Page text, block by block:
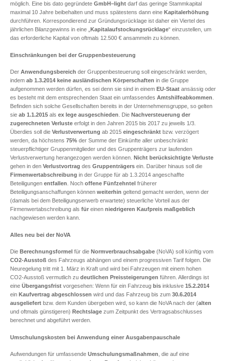
möglich. Eine bis dato gegründete GmbH–light darf das geringe Stammkapital
maximal 10 Jahre beibehalten und muss spätestens dann eine Kapitalerhöhung
durchführen. Korrespondierend zur Gründungsrücklage ist daher ein Viertel des
jährlichen Bilanzgewinns in eine „
Kapitalaufstockungsrücklage“ einzustellen, um
das erforderliche Kapital von oftmals 12.500 € ansammeln zu können.
Einschränkungen bei der Gruppenbesteuerung
Der Anwendungsbereich der Gruppenbesteuerung soll eingeschränkt werden,
indem ab 1.3.2014 keine ausländischen Körperschaften in die Gruppe
aufgenommen werden dürfen, es sei denn sie sind in einem EU-Staat ansässig oder
es besteht mit dem entsprechenden Staat ein umfassendes Amtshilfeabkommen
Befinden sich solche Gesellschaften bereits in der Unternehmensgruppe, so gelten
sie ab 1.1.2015 als ex lege ausgeschieden . Die Nachversteuerung der
zugerechneten Verluste erfolgt in den Jahren 2015 bis 2017 zu jeweils 1/3.
Überdies soll die Verlustverwertung ab 2015 eingeschränkt bzw. verzögert
werden, da höchstens 75% der Summe der Einkünfte aller unbeschränkt
steuerpflichtiger Gruppenmitglieder und des Gruppenträgers zur laufenden
Verlustverwertung herangezogen werden können.
Nicht berücksichtigte Verluste
gehen in den Verlustvortrag des Gruppenträgers ein. Darüber hinaus soll die
Firmenwertabschreibung in der Gruppe für ab 1.3.2014 angeschaffte
Beteiligungen entfallen . Noch offene Fünfzehntel früherer
Beteiligungsanschaffungen können weiterhin geltend gemacht werden, wenn der
(damals bei dem Beteiligungserwerb erwartete) steuerliche Vorteil aus der
Firmenwertabschreibung als für einen niedrigeren Kaufpreis maßgeblich
nachgewiesen werden kann.
Alles neu bei der NoVA
Die Berechnungsformel für die Normverbrauchsabgabe (NoVA) soll künftig vom
CO2-Ausstoß des Fahrzeugs abhängen und einem progressiven Tarif folgen. Die
Neuregelung tritt mit 1. März in Kraft und wird bei Fahrzeugen mit einem hohen
CO2-Ausstoß vermutlich zu deutlichen Preissteigerungen führen. Allerdings ist
eine Übergangsfrist vorgesehen: Wenn für ein Fahrzeug bis inklusive 15.2.2014
ein Kaufvertrag abgeschlossen wird und das Fahrzeug bis zum 30.6.2014
ausgeliefert bzw. dem Kunden übergeben wird, so kann die NoVA nach der (alten
und oftmals günstigeren) Rechtslage zum Zeitpunkt des Vertragsabschlusses
berechnet und abgeführt werden.
Umschulungskosten bei Anwendung einer Ausgabenpauschale
Aufwendungen für umfassende Umschulungsmaßnahmen , die auf eine